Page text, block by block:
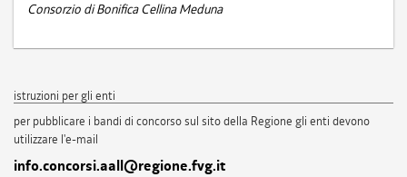
Consorzio di Bonifica Cellina Meduna
istruzioni per gli enti
per pubblicare i bandi di concorso sul sito della Regione gli enti devono
utilizzare l'e-mail
info.concorsi.aall@regione.fvg.it